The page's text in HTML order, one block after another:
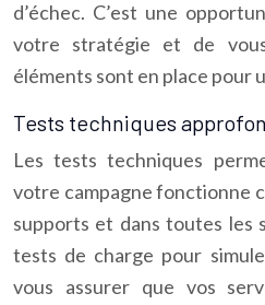
d’échec. C’est une
votre stratégie et de
éléments sont en place pour
Tests techniques
Les tests techniques
votre campagne fonctionne
supports et dans toutes les
tests de charge pour
vous assurer que vos